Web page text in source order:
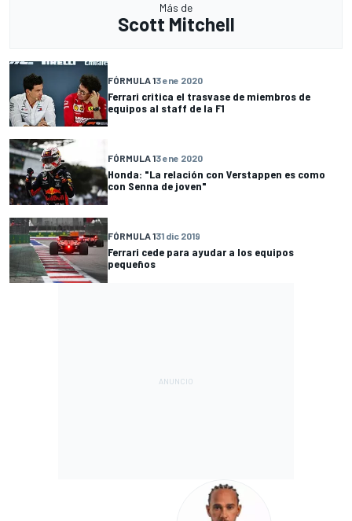
Más de
Scott Mitchell
FÓRMULA 13 ene 2020
Ferrari critica el trasvase de miembros de
equipos al staff de la F1
FÓRMULA 13 ene 2020
Honda: "La relación con Verstappen es como
con Senna de joven"
FÓRMULA 131 dic 2019
Ferrari cede para ayudar a los equipos
pequeños